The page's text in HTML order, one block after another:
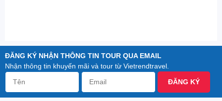
ĐĂNG KÝ NHẬN THÔNG TIN TOUR QUA EMAIL
Nhận thông tin khuyến mãi và tour từ Vietrendtravel.
ĐĂNG KÝ